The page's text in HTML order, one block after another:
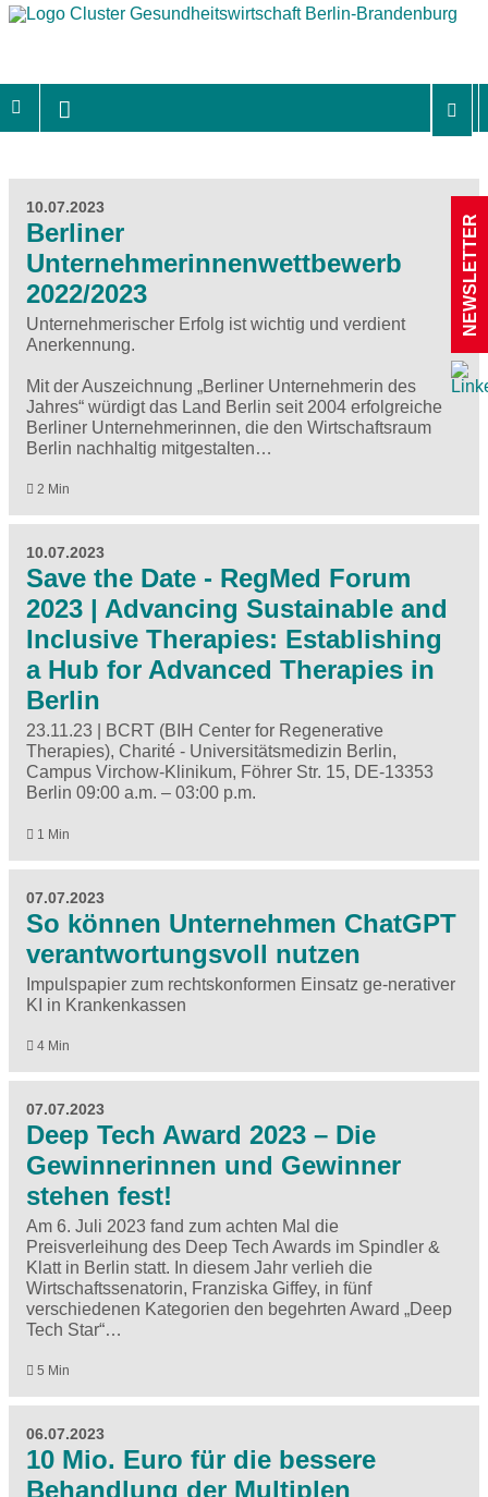
10.07.2023
Berliner
Unternehmerinnenwettbewerb
2022/2023
Unternehmerischer Erfolg ist wichtig und verdient
Anerkennung.
Mit der Auszeichnung „Berliner Unternehmerin des
Jahres“ würdigt das Land Berlin seit 2004 erfolgreiche
Berliner Unternehmerinnen, die den Wirtschaftsraum
Berlin nachhaltig mitgestalten…
2 Min
10.07.2023
Save the Date - RegMed Forum
2023 | Advancing Sustainable and
Inclusive Therapies: Establishing
a Hub for Advanced Therapies in
Berlin
23.11.23 | BCRT (BIH Center for Regenerative
Therapies), Charité - Universitätsmedizin Berlin,
Campus Virchow-Klinikum, Föhrer Str. 15, DE-13353
Berlin 09:00 a.m. – 03:00 p.m.
1 Min
07.07.2023
So können Unternehmen ChatGPT
verantwortungsvoll nutzen
Impulspapier zum rechtskonformen Einsatz ge-nerativer
KI in Krankenkassen
4 Min
07.07.2023
Deep Tech Award 2023 – Die
Gewinnerinnen und Gewinner
stehen fest!
Am 6. Juli 2023 fand zum achten Mal die
Preisverleihung des Deep Tech Awards im Spindler &
Klatt in Berlin statt. In diesem Jahr verlieh die
Wirtschaftssenatorin, Franziska Giffey, in fünf
verschiedenen Kategorien den begehrten Award „Deep
Tech Star“…
5 Min
06.07.2023
10 Mio. Euro für die bessere
Behandlung der Multiplen
NEWSLETTER